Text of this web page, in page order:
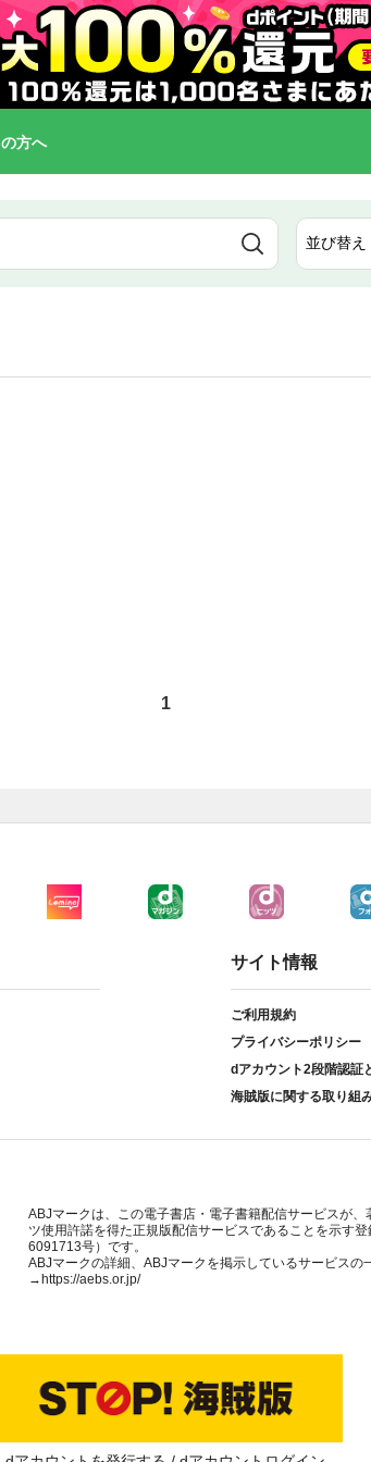
方へ
1
サイト情報
ご利用規約
プライバシーポリシー
dアカウント2段階認証
海賊版に関する取り組
ABJマークは、この電子書店・電子書籍配信サービスが、
ツ使用許諾を得た正規版配信サービスであることを示す
6091713号）です。
ABJマークの詳細、ABJマークを掲示しているサービスの
→https://aebs.or.jp/